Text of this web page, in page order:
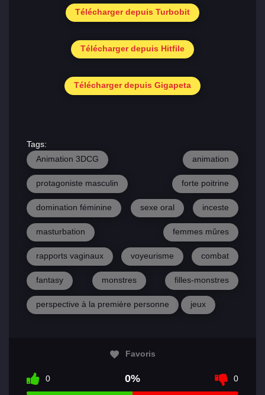
Principal
Télécharger depuis Turbobit
Télécharger depuis Hitfile
Télécharger depuis Gigapeta
Tags:
Animation 3DCG
animation
protagoniste masculin forte poitrine
domination féminine sexe oral inceste
masturbation femmes mûres
rapports vaginaux voyeurisme combat
fantasy monstres filles-monstres
perspective à la première personne jeux
Favoris
0 0% 0